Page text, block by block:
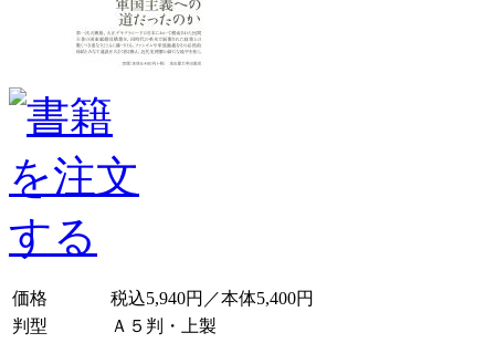
価格
税込5,940円／本体5,400円
判型
Ａ５判・上製